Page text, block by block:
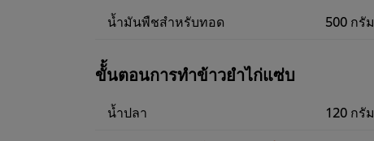
น้ำมันพืชสำหรับทอด 500 กรัม
ขัั้นตอนการทำข้าวยำไก่แซ่บ
น้ำปลา
120 กรัม